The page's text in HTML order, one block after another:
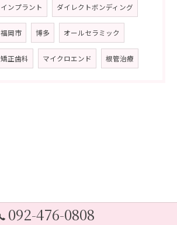
インプラント ダイレクトボンディング
福岡市 博多 オールセラミック
矯正歯科 マイクロエンド 根管治療
092-476-0808